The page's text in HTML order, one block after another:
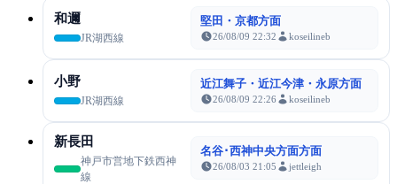
和邇
JR湖西線
堅田・京都方面
26/08/09 22:32 koseilineb
小野
JR湖西線
近江舞子・近江今津・永原方面
26/08/09 22:26 koseilineb
新長田
神戸市営地下鉄西神
線
名谷･西神中央方面方面
26/08/03 21:05 jettleigh